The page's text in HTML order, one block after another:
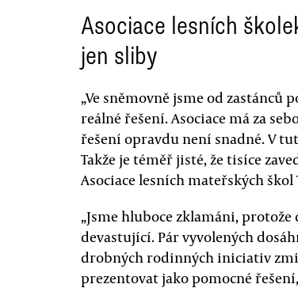
Asociace lesních
jen sliby
„Ve sněmovně jsme od zastánců
reálné řešení. Asociace má za
řešení opravdu není snadné. V
Takže je téměř jisté, že tisíce
Asociace lesních mateřských škol
„Jsme hluboce zklamáni,
devastující. Pár vyvolených
drobných rodinných iniciativ
prezentovat jako pomocné